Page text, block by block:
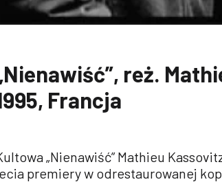
reż.
Francja
„Nienawiść” Mathieu
premiery w odrestaurowanej